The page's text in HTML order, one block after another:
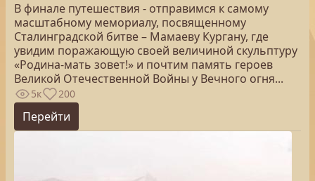
В финале путешествия - отправимся к самому
масштабному мемориалу, посвященному
Сталинградской битве – Мамаеву Кургану, где
увидим поражающую своей величиной скульптуру
«Родина-мать зовет!» и почтим память героев
Великой Отечественной Войны у Вечного огня...
5к 200
Перейти